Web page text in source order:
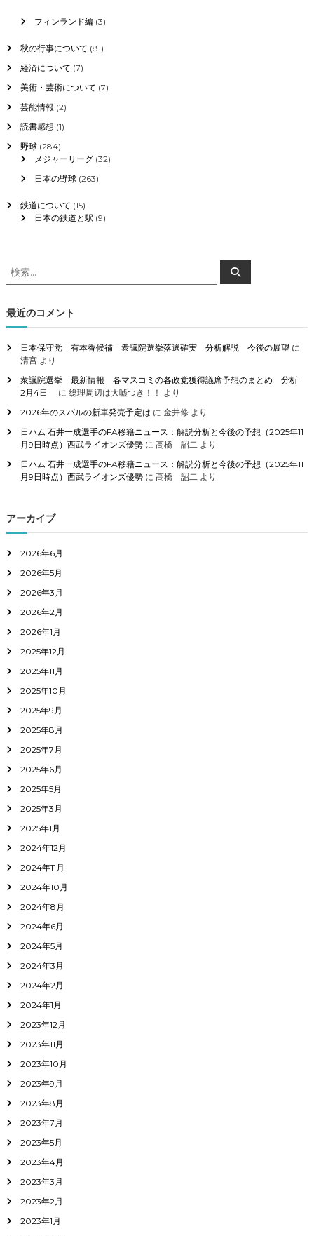
フィンランド編(3)
秋の行事について (81)
経済について (7)
美術・芸術について (7)
芸能情報 (2)
読書感想 (1)
野球(284)
メジャーリーグ(32)
日本の野球(263)
鉄道について (15)
日本の鉄道と駅 (9)
検
索
象
:
検
索
最近のコメント
日本保守党 有本香候補 衆議院選挙落選確実 分析解説 今後の展望 に
清宮より
衆議院選挙 最新情報 各マスコミの各政党獲得議席予想のまとめ 分析
2月4日
に 総理周辺は大嘘つき！！ より
2026年のスバルの新車発売予定は に 金井修より
日ハム 石井一成選手のFA移籍ニュース：解説分析と今後の予想（2025年11
月9日時点）西武ライオンズ優勢に 高橋 詔二より
日ハム 石井一成選手のFA移籍ニュース：解説分析と今後の予想（2025年11
月9日時点）西武ライオンズ優勢に 高橋 詔二より
アーカイブ
2026年6月
2026年5月
2026年3月
2026年2月
2026年1月
2025年12月
2025年11月
2025年10月
2025年9月
2025年8月
2025年7月
2025年6月
2025年5月
2025年3月
2025年1月
2024年12月
2024年11月
2024年10月
2024年8月
2024年6月
2024年5月
2024年3月
2024年2月
2024年1月
2023年12月
2023年11月
2023年10月
2023年9月
2023年8月
2023年7月
2023年5月
2023年4月
2023年3月
2023年2月
2023年1月